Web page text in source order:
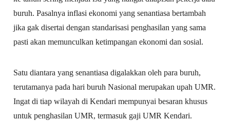
buruh. Pasalnya inflasi ekonomi yang senantiasa bertambah
jika gak disertai dengan standarisasi penghasilan yang sama
pasti akan memunculkan ketimpangan ekonomi dan sosial.
Satu diantara yang senantiasa digalakkan oleh para buruh,
terutamanya pada hari buruh Nasional merupakan upah UMR.
Ingat di tiap wilayah di Kendari mempunyai besaran khusus
untuk penghasilan UMR, termasuk gaji UMR Kendari.